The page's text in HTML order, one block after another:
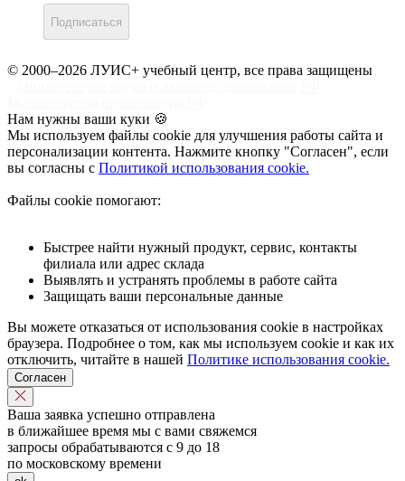
Подписаться
© 2000–2026 ЛУИС+ учебный центр, все права защищены
Нам нужны ваши куки 🍪
Мы используем файлы cookie для улучшения работы сайта и
персонализации контента. Нажмите кнопку "Согласен", если
вы согласны с Политикой использования cookie.
Файлы cookie помогают:
Быстрее найти нужный продукт, сервис, контакты
филиала или адрес склада
Выявлять и устранять проблемы в работе сайта
Защищать ваши персональные данные
Вы можете отказаться от использования cookie в настройках
браузера. Подробнее о том, как мы используем cookie и как их
отключить, читайте в нашей Политике использования cookie.
Согласен
Ваша заявка успешно отправлена
в ближайшее время мы с вами свяжемся
запросы обрабатываются с 9 до 18
по московскому времени